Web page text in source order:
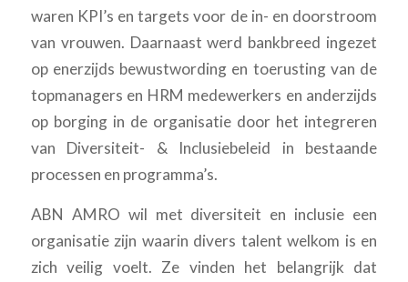
waren KPI’s en targets voor de in- en doorstroom
van vrouwen. Daarnaast werd bankbreed ingezet
op enerzijds bewustwording en toerusting van de
topmanagers en HRM medewerkers en anderzijds
op borging in de organisatie door het integreren
van Diversiteit- & Inclusiebeleid in bestaande
processen en programma’s.
ABN AMRO wil met diversiteit en inclusie een
organisatie zijn waarin divers talent welkom is en
zich veilig voelt. Ze vinden het belangrijk dat